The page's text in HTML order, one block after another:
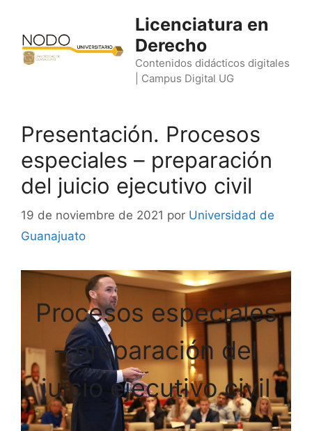
contenido
Licenciatura en
Derecho
Contenidos didácticos digitales
| Campus Digital UG
Presentación. Procesos
especiales – preparación
del juicio ejecutivo civil
19 de noviembre de 2021 por Universidad de
Guanajuato
Procesos especiales
– preparación del
juicio ejecutivo civil